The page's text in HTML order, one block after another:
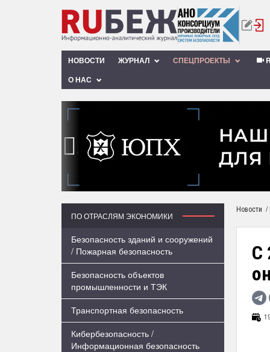
НОВОСТИ ЖУРНАЛ СПЕЦПРОЕКТЫ
О НАС
‹
ПО ОТРАСЛЯМ ЭКОНОМИКИ
Безопасность зданий и сооружений
/ Пожарная безопасность
Безопасность объектов
промышленности и ТЭК
Транспортная безопасность
Кибербезопасность /
Информационная безопасность
Новости /
С